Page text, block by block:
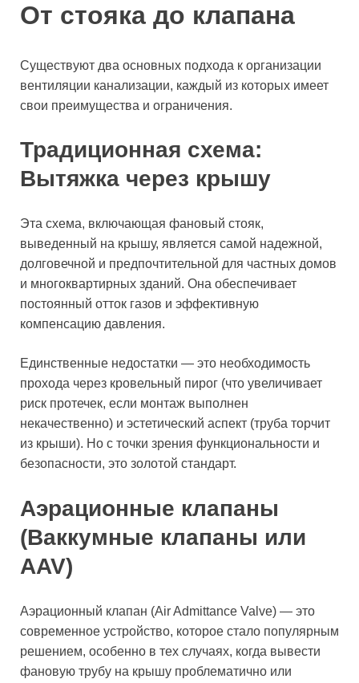
От стояка до клапана
Существуют два основных подхода к организации
вентиляции канализации, каждый из которых имеет
свои преимущества и ограничения.
Традиционная схема:
Вытяжка через крышу
Эта схема, включающая фановый стояк,
выведенный на крышу, является самой надежной,
долговечной и предпочтительной для частных домов
и многоквартирных зданий. Она обеспечивает
постоянный отток газов и эффективную
компенсацию давления.
Единственные недостатки — это необходимость
прохода через кровельный пирог (что увеличивает
риск протечек, если монтаж выполнен
некачественно) и эстетический аспект (труба торчит
из крыши). Но с точки зрения функциональности и
безопасности, это золотой стандарт.
Аэрационные клапаны
(Ваккумные клапаны или
AAV)
Аэрационный клапан (Air Admittance Valve) — это
современное устройство, которое стало популярным
решением, особенно в тех случаях, когда вывести
фановую трубу на крышу проблематично или